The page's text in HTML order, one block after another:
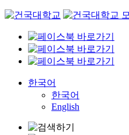
Skip
content
한국어
한국어
English